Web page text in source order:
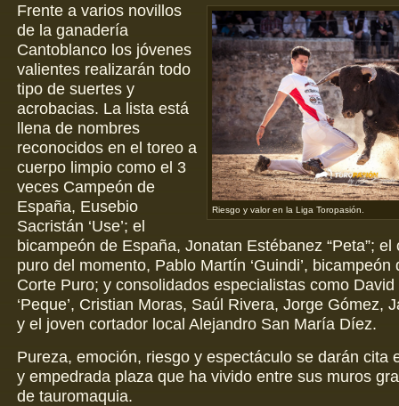
Riesgo y valor en la Liga Toropasión.
Frente a varios novillos
de la ganadería
Cantoblanco los jóvenes
valientes realizarán todo
tipo de suertes y
acrobacias. La lista está
llena de nombres
reconocidos en el toreo a
cuerpo limpio como el 3
veces Campeón de
España, Eusebio
Sacristán ‘Use’; el
bicampeón de España, Jonatan Estébanez “Peta”; el
puro del momento, Pablo Martín ‘Guindi’, bicampeón
Corte Puro; y consolidados especialistas como
‘Peque’, Cristian Moras, Saúl Rivera, Jorge Gómez,
y el joven cortador local Alejandro San María Díez.
Pureza, emoción, riesgo y espectáculo se darán cita
y empedrada plaza que ha vivido entre sus muros
de tauromaquia.